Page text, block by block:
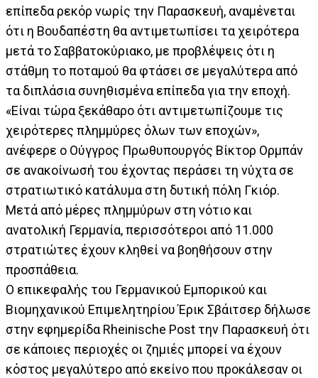
επίπεδα ρεκόρ νωρίς την Παρασκευή, αναμένεται
ότι η Βουδαπέστη θα αντιμετωπίσει τα χειρότερα
μετά το Σαββατοκύριακο, με προβλέψεις ότι η
στάθμη το ποταμού θα φτάσει σε μεγαλύτερα από
τα διπλάσια συνηθισμένα επίπεδα για την εποχή.
«Είναι τώρα ξεκάθαρο ότι αντιμετωπίζουμε τις
χειρότερες πλημμύρες όλων των εποχών»,
ανέφερε ο Ούγγρος Πρωθυπουργός Βίκτορ Ορμπάν
σε ανακοίνωσή του έχοντας περάσει τη νύχτα σε
στρατιωτικό κατάλυμα στη δυτική πόλη Γκιόρ.
Μετά από μέρες πλημμύρων στη νότιο και
ανατολική Γερμανία, περισσότεροι από 11.000
στρατιώτες έχουν κληθεί να βοηθήσουν στην
προσπάθεια.
Ο επικεφαλής του Γερμανικού Εμπορικού και
Βιομηχανικού Επιμελητηρίου Έρικ Σβάιτσερ δήλωσε
στην εφημερίδα Rheinische Post την Παρασκευή ότι
σε κάποιες περιοχές οι ζημιές μπορεί να έχουν
κόστος μεγαλύτερο από εκείνο που προκάλεσαν οι